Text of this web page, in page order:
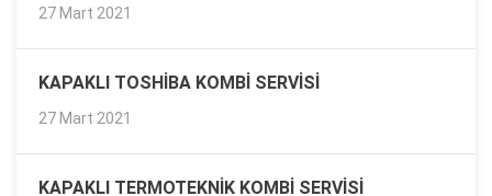
27 Mart 2021
KAPAKLI TOSHIBA KOMBI SERVISI
27 Mart 2021
KAPAKLI TERMOTEKNIK KOMBI SERVISI